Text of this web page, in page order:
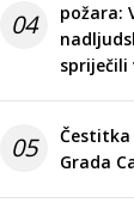
04
požara:
spriječili
05
Čestitka
Grada